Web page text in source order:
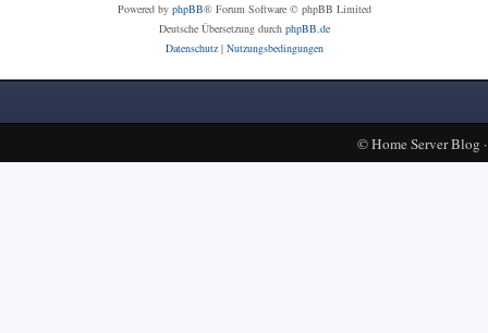
Powered by phpBB® Forum Software © phpBB Limited
Deutsche Übersetzung durch phpBB.de
Datenschutz| Nutzungsbedingungen
©Home Server Blog